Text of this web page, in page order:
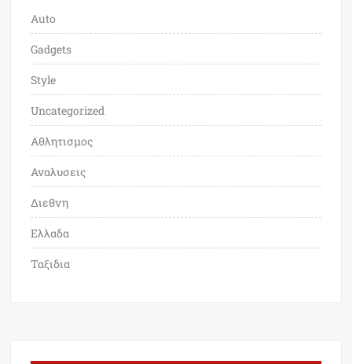
Auto
Gadgets
Style
Uncategorized
Αθλητισμος
Αναλυσεις
Διεθνη
Ελλαδα
Ταξιδια